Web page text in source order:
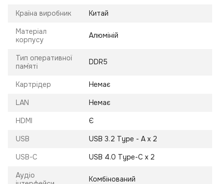
Країна виробник Китай
Матеріал
корпусу
Алюміній
Тип оперативної
пам`яті
DDR5
Картрідер Немає
LAN Немає
HDMI Є
USB USB 3.2 Type - A x 2
USB-C USB 4.0 Type-C x 2
Аудіо
Комбінований